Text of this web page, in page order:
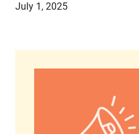
July 1, 2025
Declaraciones de